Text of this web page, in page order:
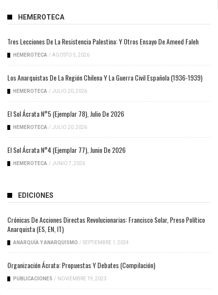
HEMEROTECA
Tres Lecciones De La Resistencia Palestina: Y Otros Ensayo De Ameed Faleh
HEMEROTECA / AGOSTO 5, 2026
Los Anarquistas De La Región Chilena Y La Guerra Civil Española (1936-1939)
HEMEROTECA / JULIO 20, 2026
El Sol Ácrata N°5 (ejemplar 78), Julio De 2026
HEMEROTECA / JULIO 20, 2026
El Sol Ácrata N°4 (ejemplar 77), Junio De 2026
HEMEROTECA / JUNIO 7, 2026
EDICIONES
Crónicas De Acciones Directas Revolucionarias: Francisco Solar, Preso Político
Anarquista (ES, EN, IT)
ANARQUÍA Y ANARQUISMO / SEPTIEMBRE 1, 2024
Organización Ácrata: Propuestas Y Debates (compilación)
PUBLICACIONES / NOVIEMBRE 19, 2023